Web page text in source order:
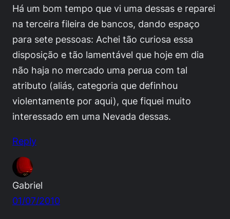
Há um bom tempo que vi uma dessas e reparei
na terceira fileira de bancos, dando espaço
para sete pessoas: Achei tão curiosa essa
disposição e tão lamentável que hoje em dia
não haja no mercado uma perua com tal
atributo (aliás, categoria que definhou
violentamente por aqui), que fiquei muito
interessado em uma Nevada dessas.
Reply
Gabriel
01/07/2010